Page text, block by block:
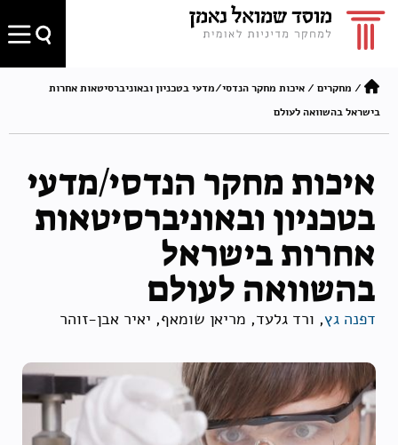
/ מחקרים /איכות מחקר הנדסי/מדעי בטכניון ובאוניברסיטאות אחרות
בישראל בהשוואה לעולם
איכות מחקר הנדסי/מדעי
בטכניון ובאוניברסיטאות
אחרות בישראל
בהשוואה לעולם
דפנה גץ, ורד גלעד, מריאן שומאף, יאיר אבן-זוהר